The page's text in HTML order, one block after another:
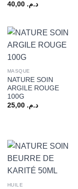
د.م. 40,00
MASQUE
NATURE SOIN
ARGILE ROUGE
100G
د.م. 25,00
HUILE